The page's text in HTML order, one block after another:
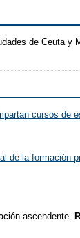
de Ceuta
cursos de
de la formación
ascendente.